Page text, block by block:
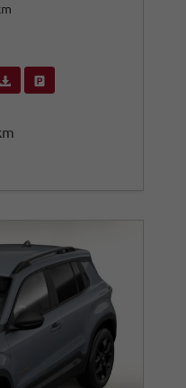
Sie an
Fahrzeugexposé (PDF)
Fahrzeug parken